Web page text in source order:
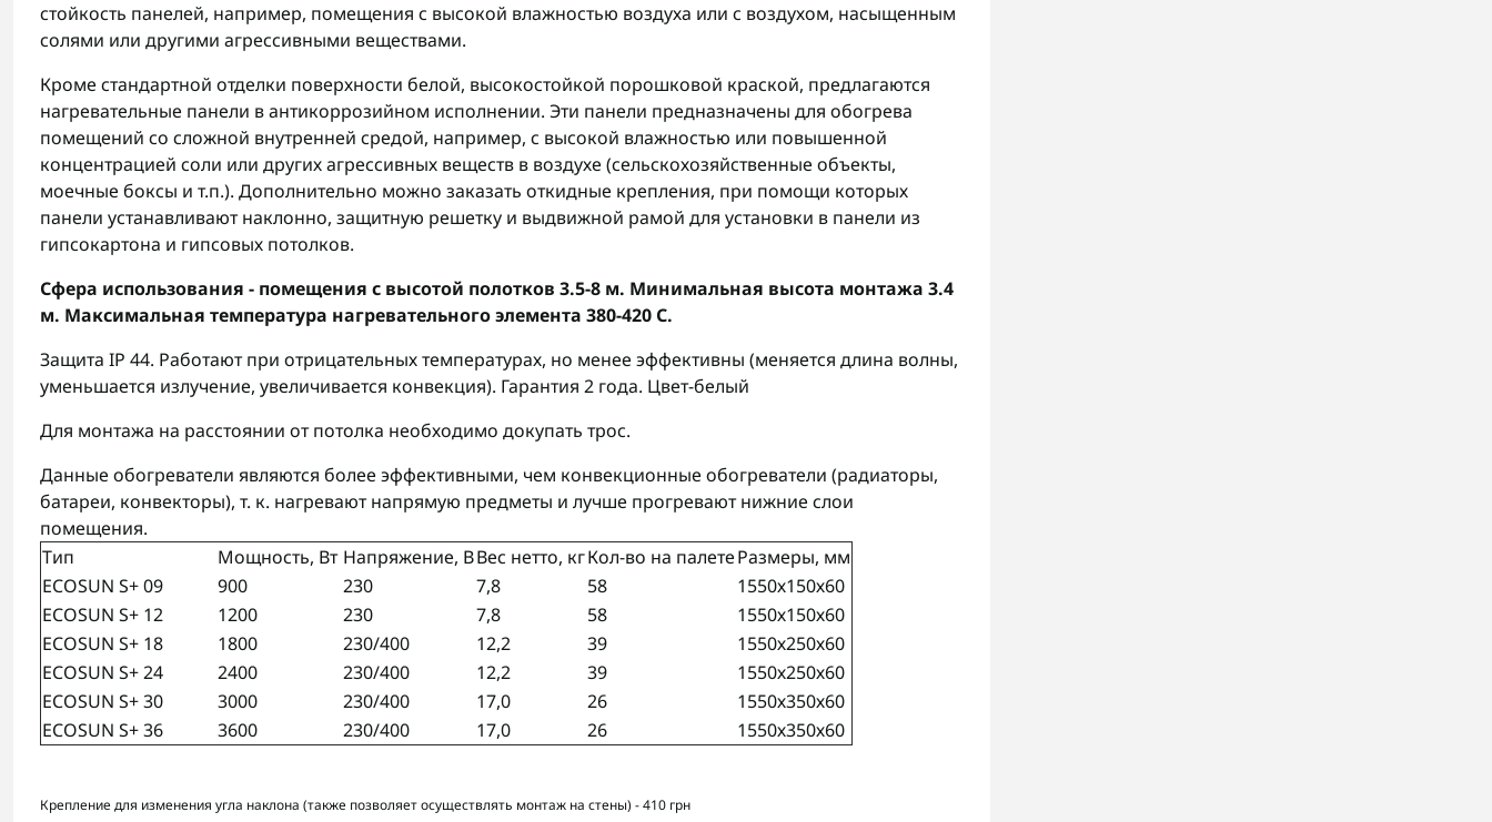
стойкость панелей, например, помещения с высокой влажностью воздуха или с воздухом, насыщенным
солями или другими агрессивными веществами.
Кроме стандартной отделки поверхности белой, высокостойкой порошковой краской, предлагаются
нагревательные панели в антикоррозийном исполнении. Эти панели предназначены для обогрева
помещений со сложной внутренней средой, например, с высокой влажностью или повышенной
концентрацией соли или других агрессивных веществ в воздухе (сельскохозяйственные объекты,
моечные боксы и т.п.). Дополнительно можно заказать откидные крепления, при помощи которых
панели устанавливают наклонно, защитную решетку и выдвижной рамой для установки в панели из
гипсокартона и гипсовых потолков.
Сфера использования - помещения с высотой полотков 3.5-8 м. Минимальная высота монтажа 3.4
м. Максимальная температура нагревательного элемента 380-420 С.
Защита IP 44. Работают при отрицательных температурах, но менее эффективны (меняется длина волны,
уменьшается излучение, увеличивается конвекция). Гарантия 2 года. Цвет-белый
Для монтажа на расстоянии от потолка необходимо докупать трос.
Данные обогреватели являются более эффективными, чем конвекционные обогреватели (радиаторы,
батареи, конвекторы), т. к. нагревают напрямую предметы и лучше прогревают нижние слои
помещения.
Тип
Мощность, Вт Напряжение, ВВес нетто, кгКол-во на палетеРазмеры, мм
ECOSUN S+ 09
900 230 7,8 58
1550х150х60
ECOSUN S+ 12
1200 230 7,8 58
1550х150х60
ECOSUN S+ 18
1800 230/400 12,2 39
1550х250х60
ECOSUN S+ 24
2400 230/400 12,2 39
1550х250х60
ECOSUN S+ 30
3000 230/400 17,0 26
1550х350х60
ECOSUN S+ 36
3600 230/400 17,0 26 1550х350х60
Крепление для изменения угла наклона (также позволяет осуществлять монтаж на стены) - 410 грн